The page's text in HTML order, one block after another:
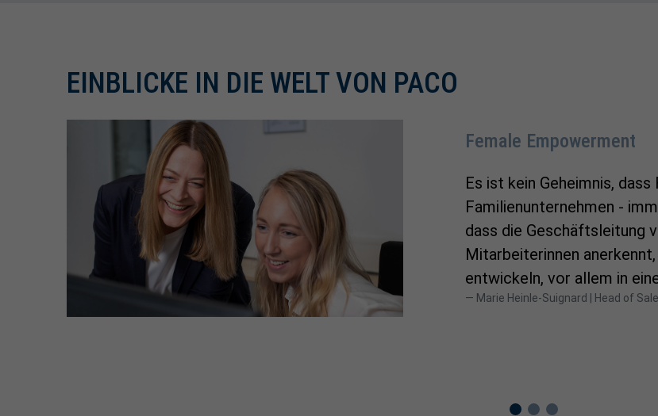
EINBLICKE IN DIE WELT VON PACO
Female Empowerment
Es ist kein Geheimnis,
Familienunternehmen -
dass die Geschäftsleitung
Mitarbeiterinnen
entwickeln, vor allem in
Marie Heinle-Suignard | Head of